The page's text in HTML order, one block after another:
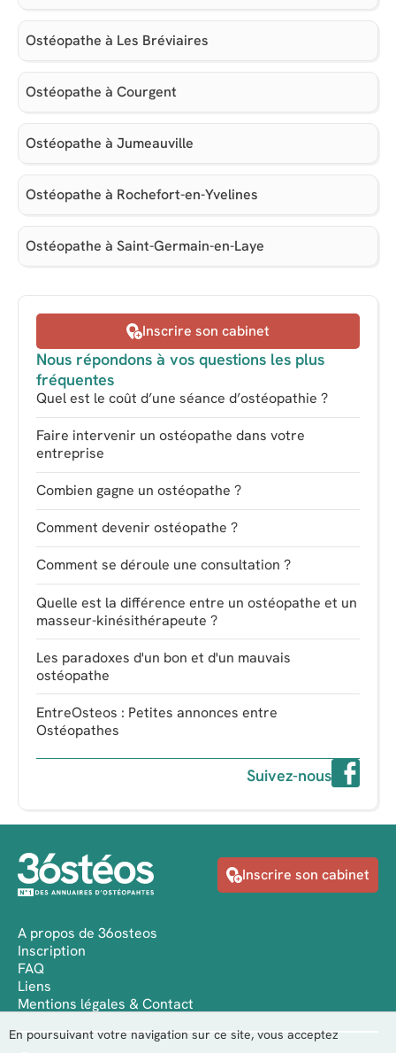
Ostéopathe à Les Bréviaires
Ostéopathe à Courgent
Ostéopathe à Jumeauville
Ostéopathe à Rochefort-en-Yvelines
Ostéopathe à Saint-Germain-en-Laye
Inscrire son cabinet
Nous répondons à vos questions les plus
fréquentes
Quel est le coût d’une séance d’ostéopathie ?
Faire intervenir un ostéopathe dans votre
entreprise
Combien gagne un ostéopathe ?
Comment devenir ostéopathe ?
Comment se déroule une consultation ?
Quelle est la différence entre un ostéopathe et un
masseur-kinésithérapeute ?
Les paradoxes d'un bon et d'un mauvais
ostéopathe
EntreOsteos : Petites annonces entre
Ostéopathes
Suivez-nous
En poursuivant votre navigation sur ce site, vous acceptez
Inscrire son cabinet
A propos de 36osteos
Inscription
FAQ
Liens
Mentions légales & Contact